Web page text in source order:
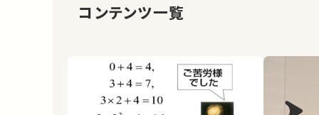
コンテンツ一覧